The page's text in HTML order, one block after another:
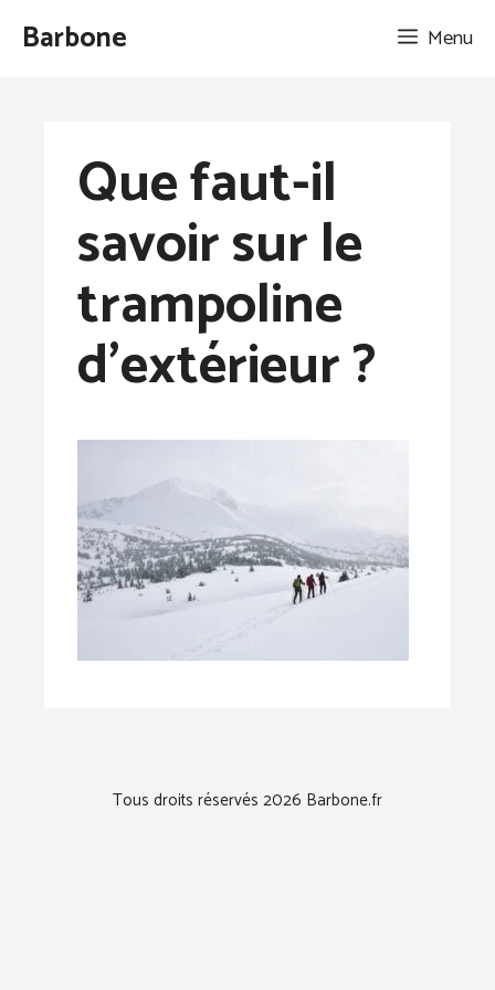
AllerBarbone Menu
Que faut-il
savoir sur le
trampoline
d’extérieur ?
Tous droits réservés 2026 Barbone.fr